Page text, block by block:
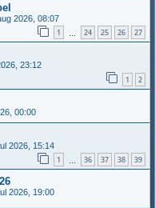
2026, 08:07
1 24 25 26 27
23:12
1 2
00:00
2026, 15:14
1 36 37 38 39
2026, 19:00